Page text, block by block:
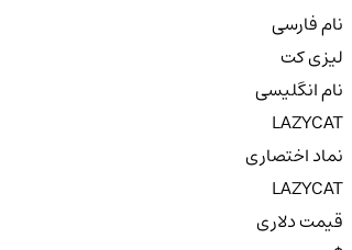
نام فارسی
لیزی کت
نام انگلیسی
LAZYCAT
نماد اختصاری
LAZYCAT
قیمت دلاری